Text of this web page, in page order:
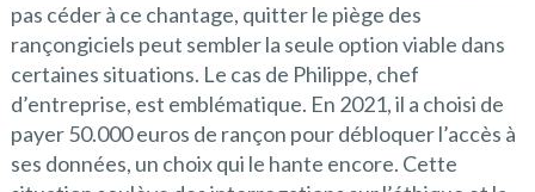
pas céder à ce chantage, quitter le piège des
rançongiciels peut sembler la seule option viable dans
certaines situations. Le cas de Philippe, chef
d’entreprise, est emblématique. En 2021, il a choisi de
payer 50.000 euros de rançon pour débloquer l’accès à
ses données, un choix qui le hante encore. Cette